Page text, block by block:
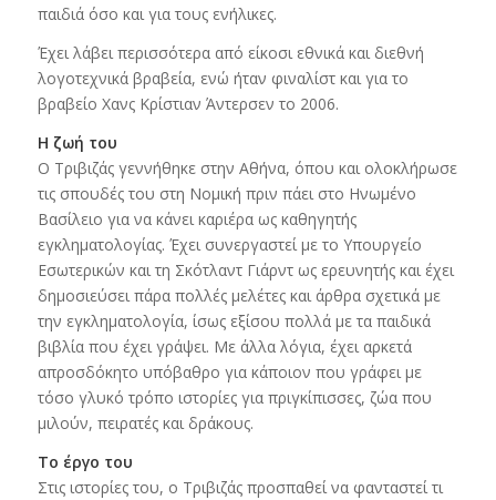
παιδιά όσο και για τους ενήλικες.
Έχει λάβει περισσότερα από είκοσι εθνικά και διεθνή
λογοτεχνικά βραβεία, ενώ ήταν φιναλίστ και για το
βραβείο Χανς Κρίστιαν Άντερσεν το 2006.
Η ζωή του
Ο Τριβιζάς γεννήθηκε στην Αθήνα, όπου και ολοκλήρωσε
τις σπουδές του στη Νομική πριν πάει στο Ηνωμένο
Βασίλειο για να κάνει καριέρα ως καθηγητής
εγκληματολογίας. Έχει συνεργαστεί με το Υπουργείο
Εσωτερικών και τη Σκότλαντ Γιάρντ ως ερευνητής και έχει
δημοσιεύσει πάρα πολλές μελέτες και άρθρα σχετικά με
την εγκληματολογία, ίσως εξίσου πολλά με τα παιδικά
βιβλία που έχει γράψει. Με άλλα λόγια, έχει αρκετά
απροσδόκητο υπόβαθρο για κάποιον που γράφει με
τόσο γλυκό τρόπο ιστορίες για πριγκίπισσες, ζώα που
μιλούν, πειρατές και δράκους.
Το έργο του
Στις ιστορίες του, ο Τριβιζάς προσπαθεί να φανταστεί τι